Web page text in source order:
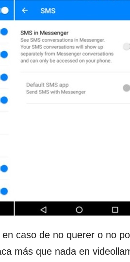
caso de no querer o no
más que nada en